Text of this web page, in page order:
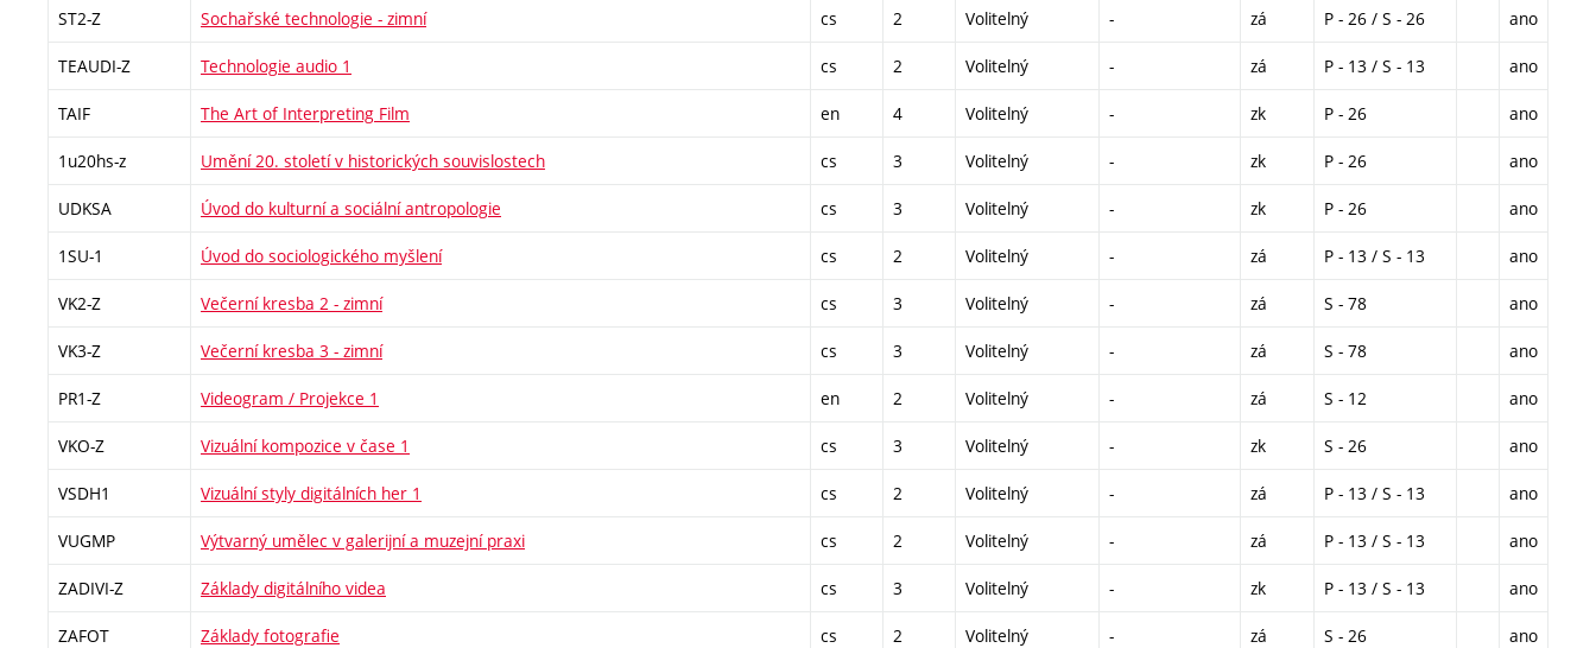
ST2-Z Sochařské technologie - zimní cs 2 Volitelný - zá P - 26 / S - 26 ano
TEAUDI-Z Technologie audio 1 cs 2 Volitelný - zá P - 13 / S - 13 ano
TAIF The Art of Interpreting Film en 4 Volitelný - zk P - 26 ano
1u20hs-z Umění 20. století v historických souvislostech cs 3 Volitelný - zk P - 26 ano
UDKSA Úvod do kulturní a sociální antropologie cs 3 Volitelný - zk P - 26 ano
1SU-1 Úvod do sociologického myšlení cs 2 Volitelný - zá P - 13 / S - 13 ano
VK2-Z Večerní kresba 2 - zimní cs 3 Volitelný - zá S - 78 ano
VK3-Z Večerní kresba 3 - zimní cs 3 Volitelný - zá S - 78 ano
PR1-Z Videogram / Projekce 1 en 2 Volitelný - zá S - 12 ano
VKO-Z Vizuální kompozice v čase 1 cs 3 Volitelný - zk S - 26 ano
VSDH1 Vizuální styly digitálních her 1 cs 2 Volitelný - zá P - 13 / S - 13 ano
VUGMP Výtvarný umělec v galerijní a muzejní praxi cs 2 Volitelný - zá P - 13 / S - 13 ano
ZADIVI-Z Základy digitálního videa cs 3 Volitelný - zk P - 13 / S - 13 ano
ZAFOT Základy fotografie cs 2 Volitelný - zá S - 26 ano